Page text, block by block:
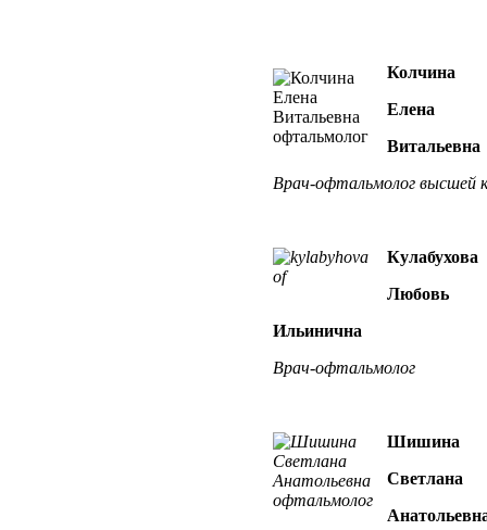
Колчина
Елена
Витальевна
Врач-офтальмолог высшей
Кулабухова
Любовь
Ильинична
Врач-офтальмолог
Шишина
Светлана